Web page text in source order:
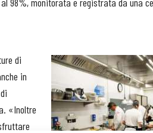
di
in
«Inoltre